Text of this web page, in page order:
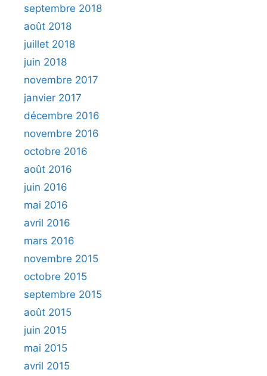
septembre 2018
août 2018
juillet 2018
juin 2018
novembre 2017
janvier 2017
décembre 2016
novembre 2016
octobre 2016
août 2016
juin 2016
mai 2016
avril 2016
mars 2016
novembre 2015
octobre 2015
septembre 2015
août 2015
juin 2015
mai 2015
avril 2015